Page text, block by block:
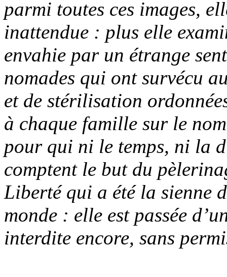
parmi toutes ces images,
inattendue : plus elle
envahie par un étrange
nomades qui ont survécu
et de stérilisation
à chaque famille sur le
pour qui ni le temps, ni la
comptent le but du
Liberté qui a été la sienne
monde : elle est passée
interdite encore, sans